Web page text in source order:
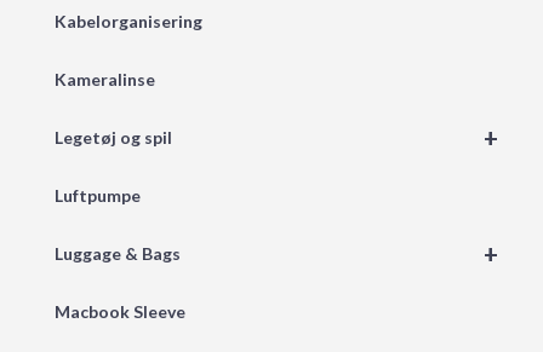
Kabelorganisering
Kameralinse
+
Legetøj og spil
Luftpumpe
+
Luggage & Bags
Macbook Sleeve